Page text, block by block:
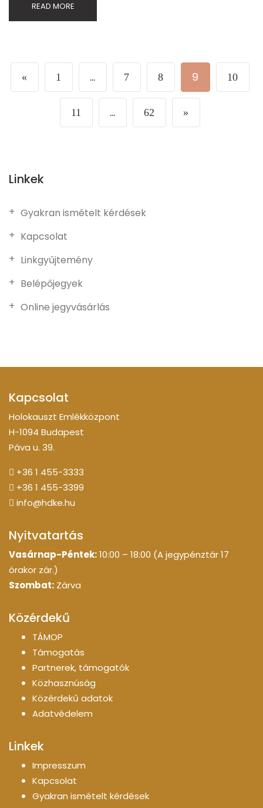
READ MORE
« 1 … 7 8 9 10
11 … 62 »
Linkek
Gyakran ismételt kérdések
Kapcsolat
Linkgyűjtemény
Belépőjegyek
Online jegyvásárlás
Kapcsolat
Holokauszt Emlékközpont
H-1094 Budapest
Páva u. 39.
+36 1 455-3333
+36 1 455-3399
info@hdke.hu
Nyitvatartás
Vasárnap-Péntek:10:00 – 18:00 (A jegypénztár 17
órakor zár.)
Szombat: Zárva
Közérdekű
TÁMOP
Támogatás
Partnerek, támogatók
Közhasznúság
Közérdekű adatok
Adatvédelem
Linkek
Impresszum
Kapcsolat
Gyakran ismételt kérdések